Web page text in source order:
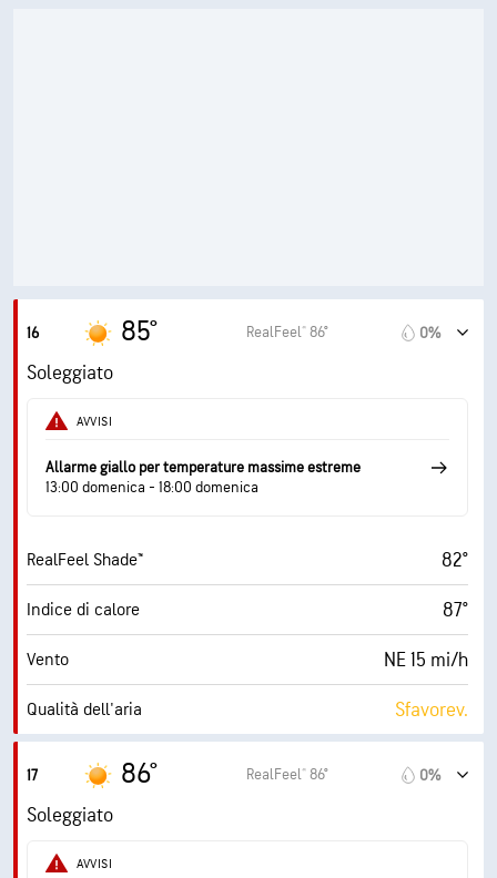
10 mi
Strato di nuvole
16 85° RealFeel® 86° 0%
Soleggiato
AVVISI
Allarme giallo per temperature massime estreme
13:00 domenica - 18:00 domenica
RealFeel Shade™ 82°
Indice di calore 87°
Vento NE 15 mi/h
Qualità dell'aria Sfavorev.
Indice UV max
Raffiche
Umidità
17 86° RealFeel® 86° 0%
Soleggiato
AVVISI